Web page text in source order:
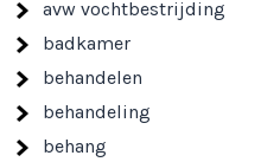
avw vochtbestrijding
badkamer
behandelen
behandeling
behang